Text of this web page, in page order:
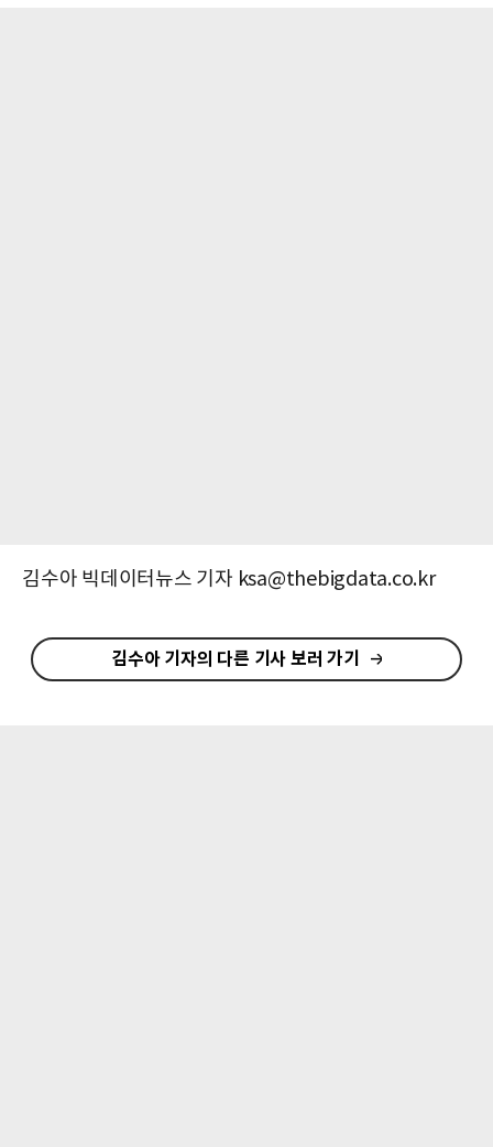
김수아 빅데이터뉴스 기자 ksa@thebigdata.co.kr
김수아 기자의 다른 기사 보러 가기